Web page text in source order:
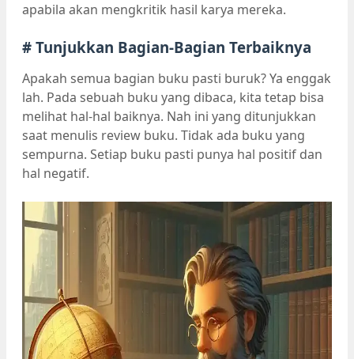
apabila akan mengkritik hasil karya mereka.
# Tunjukkan Bagian-Bagian Terbaiknya
Apakah semua bagian buku pasti buruk? Ya enggak
lah. Pada sebuah buku yang dibaca, kita tetap bisa
melihat hal-hal baiknya. Nah ini yang ditunjukkan
saat menulis review buku. Tidak ada buku yang
sempurna. Setiap buku pasti punya hal positif dan
hal negatif.